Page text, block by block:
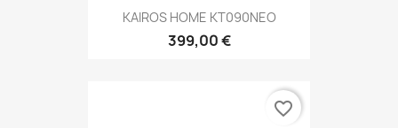
KAIROS HOME KT090NEO
399,00 €
favorite_border